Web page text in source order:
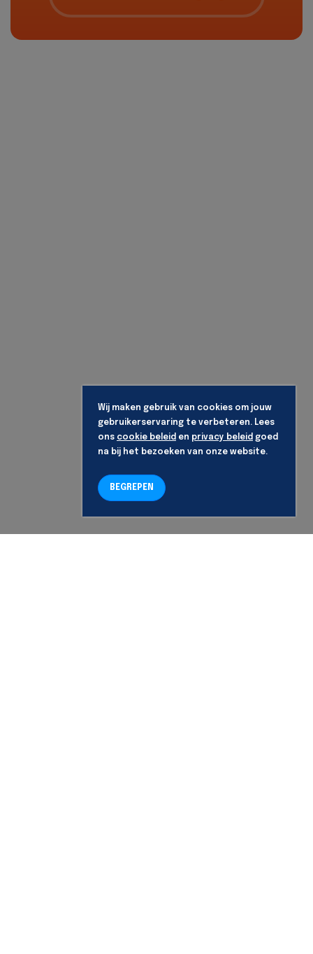
Wij maken gebruik van cookies om jouw
gebruikerservaring te verbeteren. Lees
ons cookie beleid en privacy beleid goed
na bij het bezoeken van onze website.
BEGREPEN